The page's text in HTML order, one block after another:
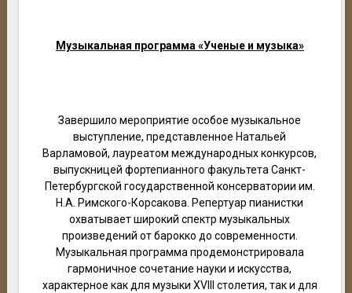
Музыкальная программа «Ученые и музыка»
Завершило мероприятие особое музыкальное
выступление, представленное Натальей
Варламовой, лауреатом международных конкурсов,
выпускницей фортепианного факультета Санкт-
Петербургской государственной консерватории им.
Н.А. Римского-Корсакова. Репертуар пианистки
охватывает широкий спектр музыкальных
произведений от барокко до современности.
Музыкальная программа продемонстрировала
гармоничное сочетание науки и искусства,
характерное как для музыки XVIII столетия, так и для